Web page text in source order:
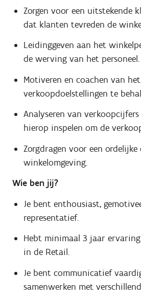
Zorgen voor een uitstekende
dat klanten tevreden de
Leidinggeven aan het
de werving van het personeel.
Motiveren en coachen van
verkoopdoelstellingen te
Analyseren van
hierop inspelen om de
Zorgdragen voor een
winkelomgeving.
Wie ben jij?
Je bent enthousiast,
representatief.
Hebt minimaal 3 jaar
in de Retail.
Je bent communicatief
samenwerken met